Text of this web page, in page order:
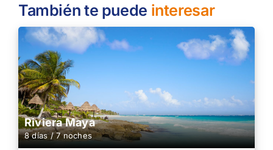
También te puede interesar
Riviera Maya
8 días / 7 noches